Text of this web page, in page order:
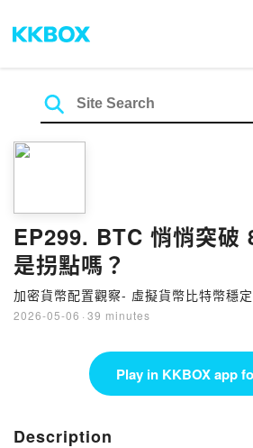
EP299. BTC 悄悄突破
是拐點嗎？
加密貨幣配置觀察- 虛擬貨幣比特幣穩
2026-05-06 · 39 minutes
Play in KKBOX app
Description